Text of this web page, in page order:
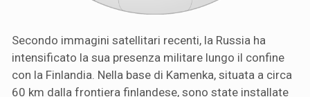
Secondo immagini satellitari recenti, la Russia ha
intensificato la sua presenza militare lungo il confine
con la Finlandia. Nella base di Kamenka, situata a circa
60 km dalla frontiera finlandese, sono state installate